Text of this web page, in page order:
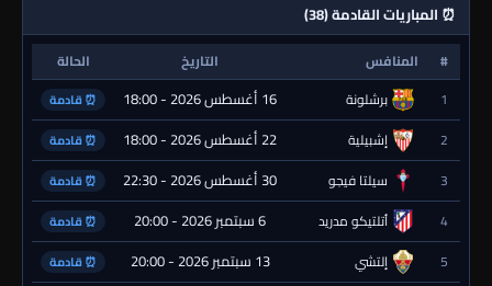
⏰ المباريات القادمة (38)
# المنافس التاريخ
الحالة
1
برشلونة 16 أغسطس 2026 - 18:00 ⏰ قادمة
2 إشبيلية 22 أغسطس 2026 - 18:00 ⏰ قادمة
3 سيلتا فيجو 30 أغسطس 2026 - 22:30 ⏰ قادمة
4 أتلتيكو مدريد 6 سبتمبر 2026 - 20:00 ⏰ قادمة
5 إلتشي 13 سبتمبر 2026 - 20:00 ⏰ قادمة